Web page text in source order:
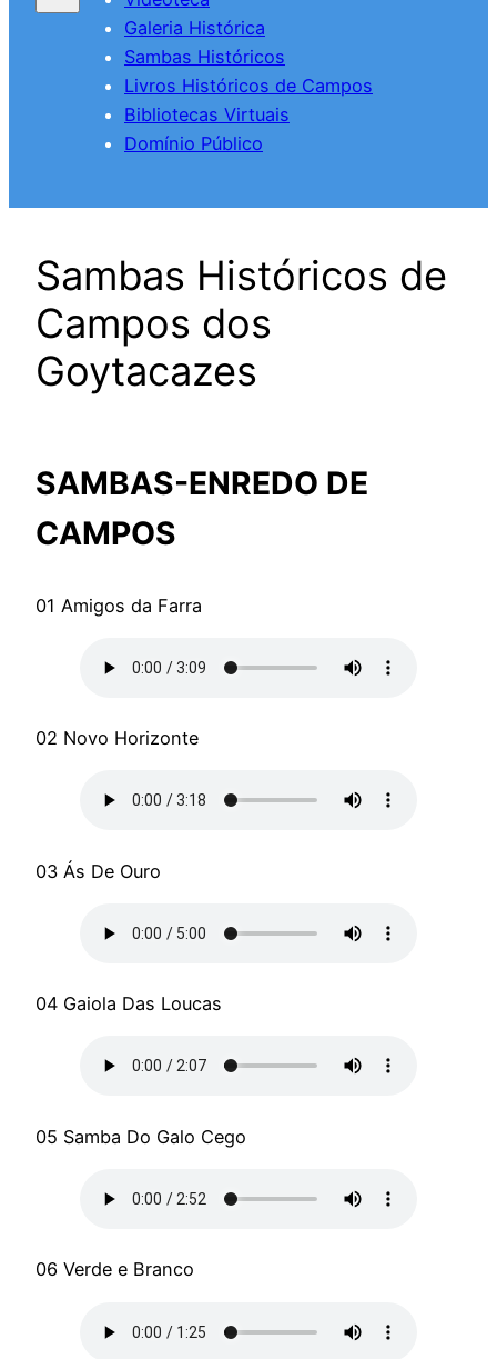
Galeria Histórica
Sambas Históricos
Livros Históricos de Campos
Bibliotecas Virtuais
Domínio Público
Sambas Históricos de
Campos dos
Goytacazes
SAMBAS-ENREDO DE
CAMPOS
01 Amigos da Farra
02 Novo Horizonte
03 Ás De Ouro
04 Gaiola Das Loucas
05 Samba Do Galo Cego
06 Verde e Branco